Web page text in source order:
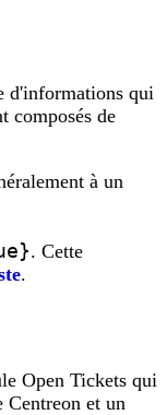
d'informations qui
composés de
à un
. Cette
.
Open Tickets qui
Centreon et un